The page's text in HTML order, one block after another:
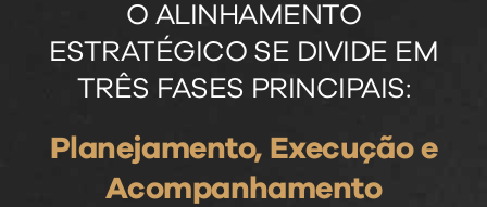
O ALINHAMENTO
ESTRATÉGICO SE DIVIDE EM
TRÊS FASES PRINCIPAIS:
Planejamento, Execução e
Acompanhamento